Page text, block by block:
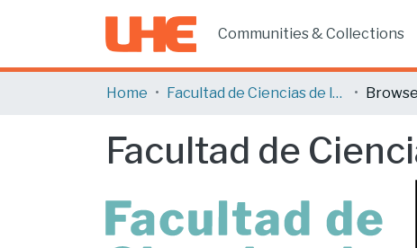
Communities & Collections
Home Facultad de Ciencias de la Salud
Facultad de